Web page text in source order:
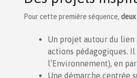
Pour cette première séquence,
Un projet autour du
actions pédagogiques.
l’Environnement), en
Une démarche centrée